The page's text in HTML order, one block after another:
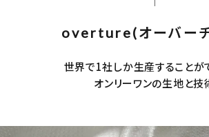
overture(オーバー
世界で1社しか生産することが
オンリーワンの生地と技